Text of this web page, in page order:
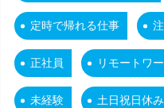
定時で帰れる仕事
正社員 リモートワ
未経験 土日祝日休み